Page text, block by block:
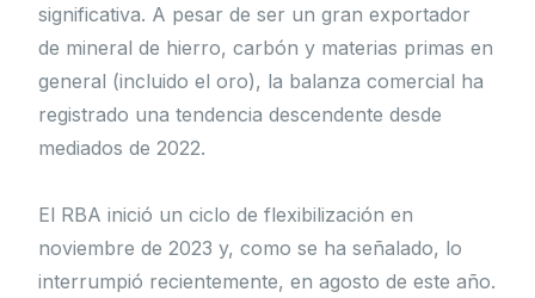
significativa. A pesar de ser un gran exportador
de mineral de hierro, carbón y materias primas en
general (incluido el oro), la balanza comercial ha
registrado una tendencia descendente desde
mediados de 2022.
El RBA inició un ciclo de flexibilización en
noviembre de 2023 y, como se ha señalado, lo
interrumpió recientemente, en agosto de este año.